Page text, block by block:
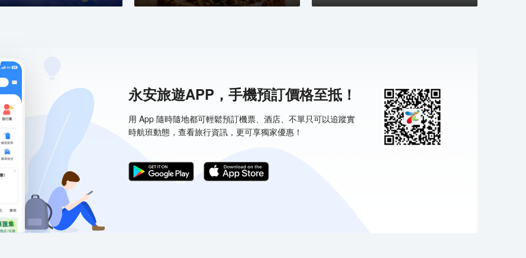
永安旅遊APP，手機預訂價格至抵！
用 App 隨時隨地都可輕鬆預訂機票、酒店、不單只可以追蹤實
時航班動態，查看旅行資訊，更可享獨家優惠！